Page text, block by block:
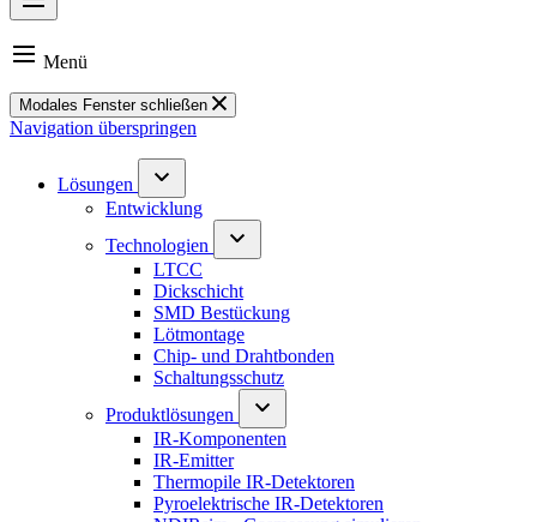
Menü
Modales Fenster schließen
Navigation überspringen
Lösungen
Entwicklung
Technologien
LTCC
Dickschicht
SMD Bestückung
Lötmontage
Chip- und Drahtbonden
Schaltungsschutz
Produktlösungen
IR-Komponenten
IR-Emitter
Thermopile IR-Detektoren
Pyroelektrische IR-Detektoren